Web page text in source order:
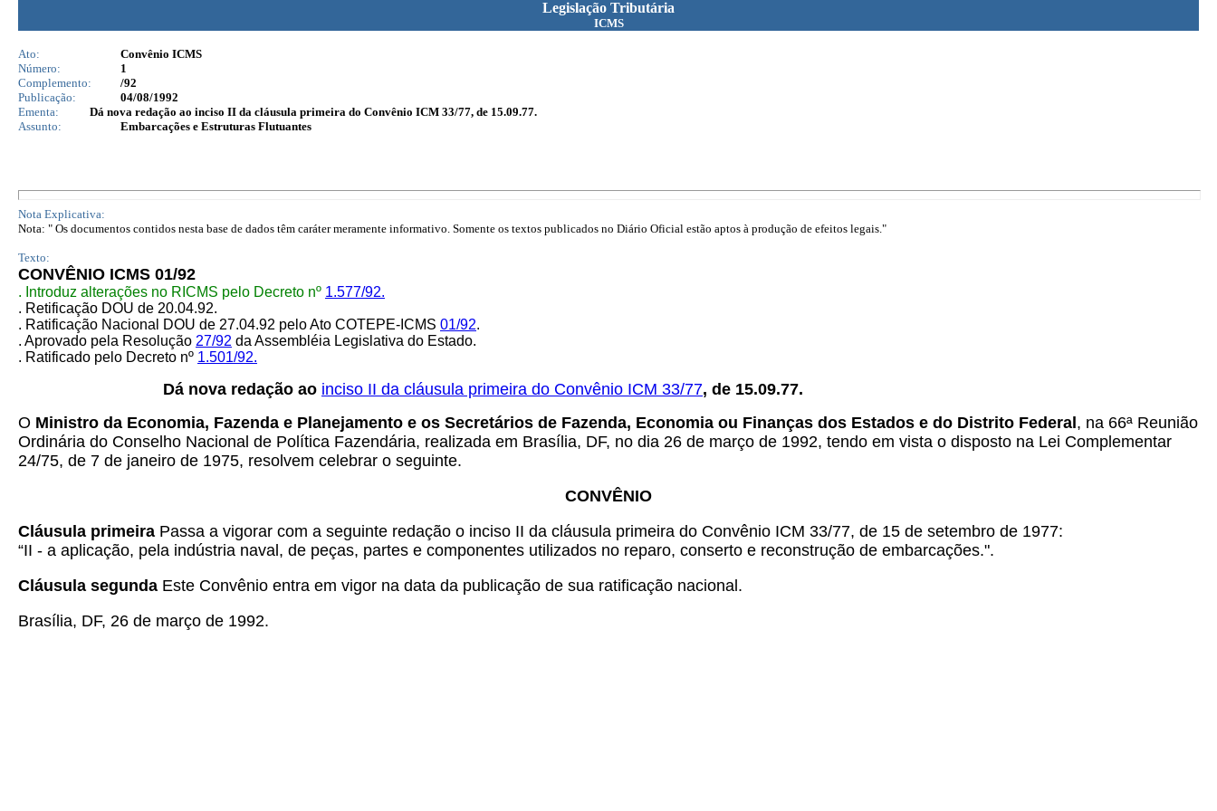
Legislação Tributária
ICMS
Ato:
Convênio ICMS
Número:
1
Complemento:
/92
Publicação:
04/08/1992
Ementa:
Dá nova redação ao inciso II da cláusula primeira do Convênio ICM 33/77, de 15.09.77.
Assunto:
Embarcações e Estruturas Flutuantes
Nota Explicativa:
Nota: " Os documentos contidos nesta base de dados têm caráter meramente informativo. Somente os textos publicados no Diário Oficial estão aptos à produção de efeitos legais."
Texto:
CONVÊNIO ICMS 01/92
. Introduz alterações no RICMS pelo Decreto nº 1.577/92.
. Retificação DOU de 20.04.92.
. Ratificação Nacional DOU de 27.04.92 pelo Ato COTEPE-ICMS 01/92.
. Aprovado pela Resolução 27/92 da Assembléia Legislativa do Estado.
. Ratificado pelo Decreto nº 1.501/92.
Dá nova redação ao inciso II da cláusula primeira do Convênio ICM 33/77, de 15.09.77.
O Ministro da Economia, Fazenda e Planejamento e os Secretários de Fazenda, Economia ou Finanças dos Estados e do Distrito Federal , na 66ª Reunião
Ordinária do Conselho Nacional de Política Fazendária, realizada em Brasília, DF, no dia 26 de março de 1992, tendo em vista o disposto na Lei Complementar
24/75, de 7 de janeiro de 1975, resolvem celebrar o seguinte.
CONVÊNIO
Cláusula primeira Passa a vigorar com a seguinte redação o inciso II da cláusula primeira do Convênio ICM 33/77, de 15 de setembro de 1977:
“II - a aplicação, pela indústria naval, de peças, partes e componentes utilizados no reparo, conserto e reconstrução de embarcações.".
Cláusula segunda Este Convênio entra em vigor na data da publicação de sua ratificação nacional.
Brasília, DF, 26 de março de 1992.